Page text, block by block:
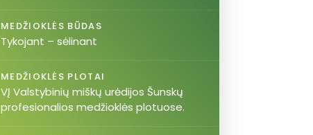
MEDŽIOKLĖS BŪDAS
Tykojant – sėlinant
MEDŽIOKLĖS PLOTAI
VĮ Valstybinių miškų urėdijos Šunskų
profesionalios medžioklės plotuose.